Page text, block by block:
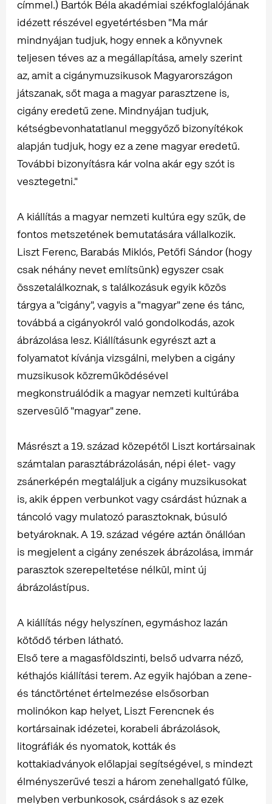
címmel.) Bartók Béla akadémiai székfoglalójának
idézett részével egyetértésben "Ma már
mindnyájan tudjuk, hogy ennek a könyvnek
teljesen téves az a megállapítása, amely szerint
az, amit a cigánymuzsikusok Magyarországon
játszanak, sőt maga a magyar parasztzene is,
cigány eredetű zene. Mindnyájan tudjuk,
kétségbevonhatatlanul meggyőző bizonyítékok
alapján tudjuk, hogy ez a zene magyar eredetű.
További bizonyításra kár volna akár egy szót is
vesztegetni."
A kiállítás a magyar nemzeti kultúra egy szűk, de
fontos metszetének bemutatására vállalkozik.
Liszt Ferenc, Barabás Miklós, Petőfi Sándor (hogy
csak néhány nevet említsünk) egyszer csak
összetalálkoznak, s találkozásuk egyik közös
tárgya a "cigány", vagyis a "magyar" zene és tánc,
továbbá a cigányokról való gondolkodás, azok
ábrázolása lesz. Kiállításunk egyrészt azt a
folyamatot kívánja vizsgálni, melyben a cigány
muzsikusok közreműködésével
megkonstruálódik a magyar nemzeti kultúrába
szervesülő "magyar" zene.
Másrészt a 19. század közepétől Liszt kortársainak
számtalan parasztábrázolásán, népi élet- vagy
zsánerképén megtaláljuk a cigány muzsikusokat
is, akik éppen verbunkot vagy csárdást húznak a
táncoló vagy mulatozó parasztoknak, búsuló
betyároknak. A 19. század végére aztán önállóan
is megjelent a cigány zenészek ábrázolása, immár
parasztok szerepeltetése nélkül, mint új
ábrázolástípus.
A kiállítás négy helyszínen, egymáshoz lazán
kötődő térben látható.
Első tere a magasföldszinti, belső udvarra néző,
kéthajós kiállítási terem. Az egyik hajóban a zene-
és tánctörténet értelmezése elsősorban
molinókon kap helyet, Liszt Ferencnek és
kortársainak idézetei, korabeli ábrázolások,
litográfiák és nyomatok, kották és
kottakiadványok előlapjai segítségével, s mindezt
élményszerűvé teszi a három zenehallgató fülke,
melyben verbunkosok, csárdások s az ezek